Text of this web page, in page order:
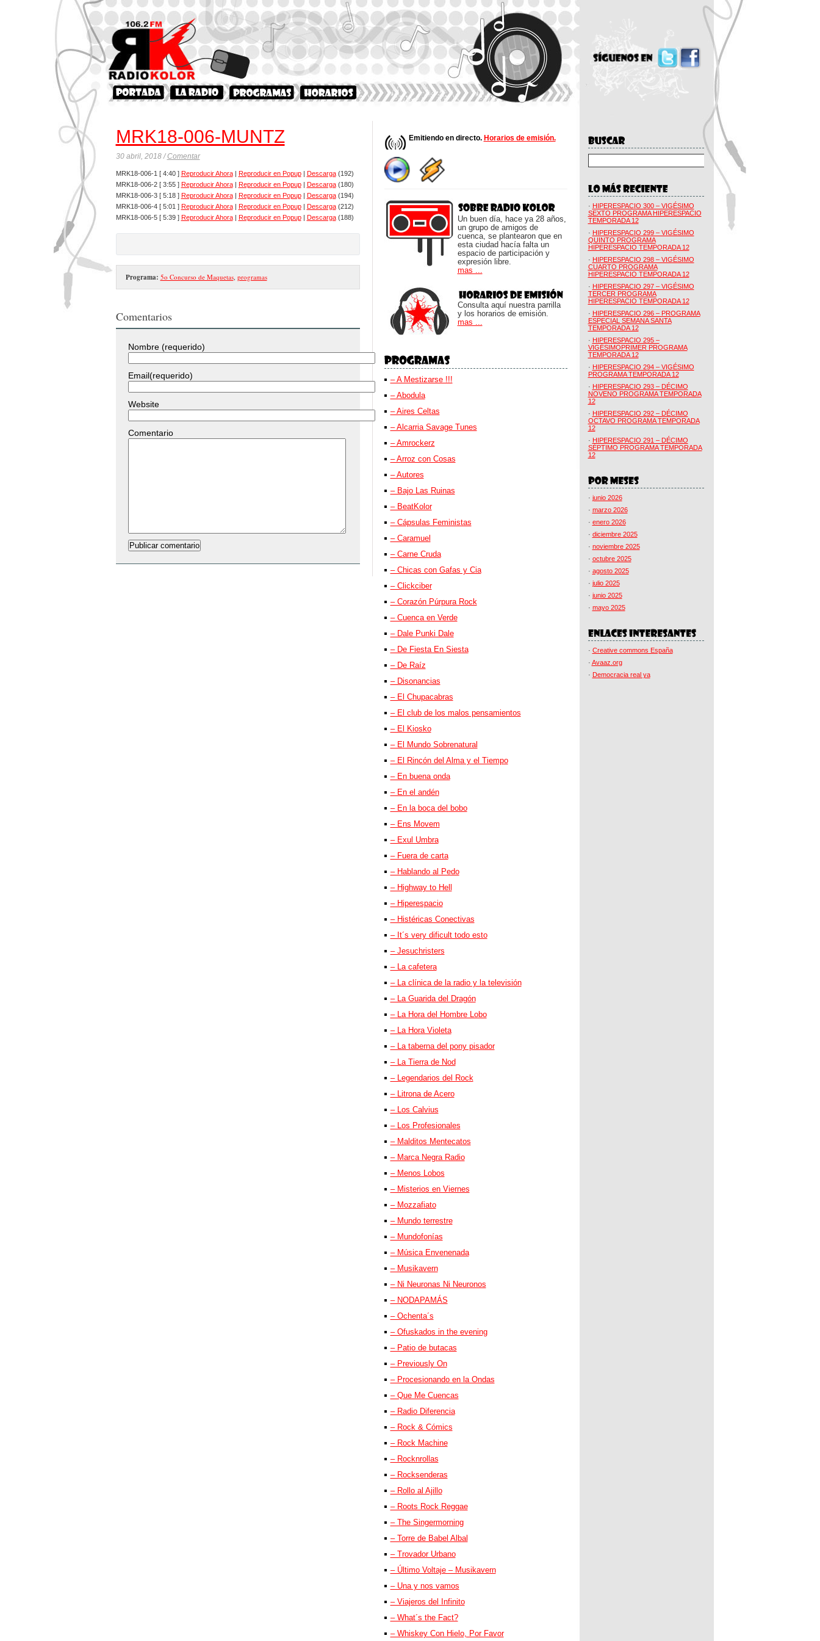
MRK18-006-MUNTZ
30 abril, 2018 /Comentar
MRK18-006-1 [ 4:40 ] Reproducir Ahora| Reproducir en Popup| Descarga(192)
MRK18-006-2 [ 3:55 ] Reproducir Ahora| Reproducir en Popup| Descarga(180)
MRK18-006-3 [ 5:18 ] Reproducir Ahora| Reproducir en Popup| Descarga(194)
MRK18-006-4 [ 5:01 ] Reproducir Ahora| Reproducir en Popup| Descarga(212)
MRK18-006-5 [ 5:39 ] Reproducir Ahora| Reproducir en Popup| Descarga(188)
Programa: 5o Concurso de Maquetas, programas
Comentarios
Nombre (requerido)
Email(requerido)
Website
Comentario
Emitiendo en directo. Horarios de emisión.
Un buen día, hace ya 28 años,
un grupo de amigos de
cuenca, se plantearon que en
esta ciudad hacía falta un
espacio de participación y
expresión libre.
mas ...
Consulta aquí nuestra parrilla
y los horarios de emisión.
mas ...
– A Mestizarse !!!
– Abodula
– Aires Celtas
– Alcarria Savage Tunes
– Amrockerz
– Arroz con Cosas
– Autores
– Bajo Las Ruinas
– BeatKolor
– Cápsulas Feministas
– Caramuel
– Carne Cruda
– Chicas con Gafas y Cia
– Clickciber
– Corazón Púrpura Rock
– Cuenca en Verde
– Dale Punki Dale
– De Fiesta En Siesta
– De Raíz
– Disonancias
– El Chupacabras
– El club de los malos pensamientos
– El Kiosko
– El Mundo Sobrenatural
– El Rincón del Alma y el Tiempo
– En buena onda
– En el andén
– En la boca del bobo
– Ens Movem
– Exul Umbra
– Fuera de carta
– Hablando al Pedo
– Highway to Hell
– Hiperespacio
– Histéricas Conectivas
– It´s very dificult todo esto
– Jesuchristers
– La cafetera
– La clínica de la radio y la televisión
– La Guarida del Dragón
– La Hora del Hombre Lobo
– La Hora Violeta
– La taberna del pony pisador
– La Tierra de Nod
– Legendarios del Rock
– Litrona de Acero
– Los Calvius
– Los Profesionales
– Malditos Mentecatos
– Marca Negra Radio
– Menos Lobos
– Misterios en Viernes
– Mozzafiato
– Mundo terrestre
– Mundofonías
– Música Envenenada
– Musikavern
– Ni Neuronas Ni Neuronos
– NODAPAMÁS
– Ochenta´s
– Ofuskados in the evening
– Patio de butacas
– Previously On
– Procesionando en la Ondas
– Que Me Cuencas
– Radio Diferencia
– Rock & Cómics
– Rock Machine
– Rocknrollas
– Rocksenderas
– Rollo al Ajillo
– Roots Rock Reggae
– The Singermorning
– Torre de Babel Albal
– Trovador Urbano
– Último Voltaje – Musikavern
– Una y nos vamos
– Viajeros del Infinito
– What´s the Fact?
– Whiskey Con Hielo, Por Favor
· HIPERESPACIO 300 – VIGÉSIMO
SEXTO PROGRAMA HIPERESPACIO
TEMPORADA 12
· HIPERESPACIO 299 – VIGÉSIMO
QUINTO PROGRAMA
HIPERESPACIO TEMPORADA 12
· HIPERESPACIO 298 – VIGÉSIMO
CUARTO PROGRAMA
HIPERESPACIO TEMPORADA 12
· HIPERESPACIO 297 – VIGÉSIMO
TERCER PROGRAMA
HIPERESPACIO TEMPORADA 12
· HIPERESPACIO 296 – PROGRAMA
ESPECIAL SEMANA SANTA
TEMPORADA 12
· HIPERESPACIO 295 –
VIGÉSIMOPRIMER PROGRAMA
TEMPORADA 12
· HIPERESPACIO 294 – VIGÉSIMO
PROGRAMA TEMPORADA 12
· HIPERESPACIO 293 – DÉCIMO
NOVENO PROGRAMA TEMPORADA
12
· HIPERESPACIO 292 – DÉCIMO
OCTAVO PROGRAMA TEMPORADA
12
· HIPERESPACIO 291 – DÉCIMO
SÉPTIMO PROGRAMA TEMPORADA
12
· junio 2026
· marzo 2026
· enero 2026
· diciembre 2025
· noviembre 2025
· octubre 2025
· agosto 2025
· julio 2025
· junio 2025
· mayo 2025
· Creative commons España
· Avaaz.org
· Democracia real ya